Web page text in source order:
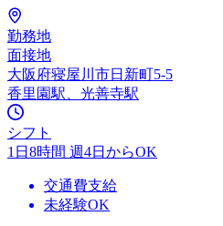
勤務地
面接地
大阪府寝屋川市日新町5-5
香里園駅、光善寺駅
シフト
1日8時間 週4日からOK
交通費支給
未経験OK